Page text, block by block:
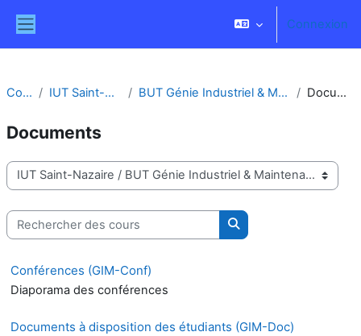
Connexion
Cours IUT Saint-Nazaire BUT Génie Industriel & Maintenance Documents
Documents
Catégories de cours
Rechercher des cours
Rechercher des cours
Conférences (GIM-Conf)
Diaporama des conférences
Documents à disposition des étudiants (GIM-Doc)